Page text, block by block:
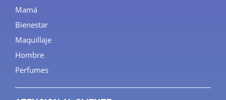
Mamá
Bienestar
Maquillaje
Hombre
Perfumes